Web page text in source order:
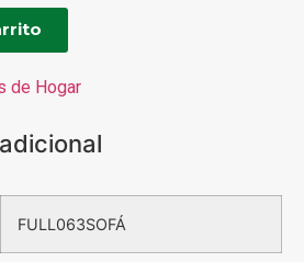
de Hogar
FULL063SOFÁ